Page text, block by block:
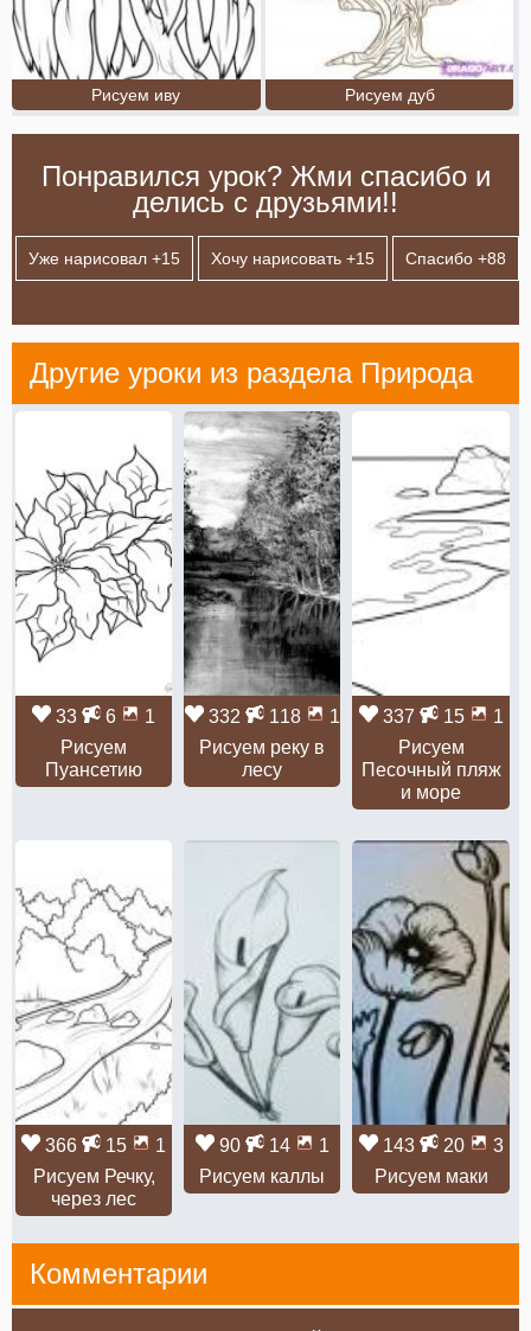
Рисуем иву Рисуем дуб
Понравился урок? Жми спасибо и
делись с друзьями!!
Уже нарисовал +15 Хочу нарисовать +15 Спасибо +88
Другие уроки из раздела Природа
33 6
1
Рисуем
Пуансетию
332 118
1
Рисуем реку в
лесу
337 15
1
Рисуем
Песочный пляж
и море
366 15
1
Рисуем Речку,
через лес
90 14
1
Рисуем каллы
143 20
3
Рисуем маки
Комментарии